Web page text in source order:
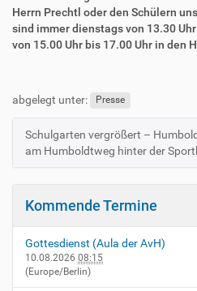
Herrn Prechtl oder den Schülern
sind immer dienstags von 13.30
von 15.00 Uhr bis 17.00 Uhr in den
abgelegt unter: Presse
N
a
i
a
t
i
Schulgarten vergrößert –
am Humboldtweg hinter der
Kommende Termine
Gottesdienst (Aula der AvH)
10.08.2026 08:15
(Europe/Berlin)